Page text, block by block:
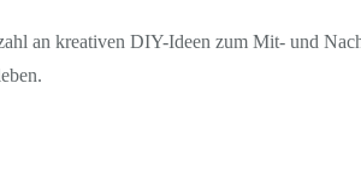
an kreativen DIY-Ideen zum Mit- und